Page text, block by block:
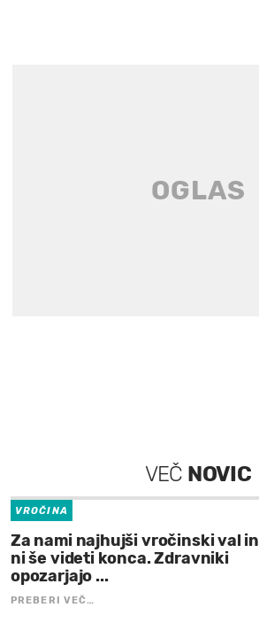
VEČ NOVIC
VROČINA
Za nami najhujši vročinski val in
ni še videti konca. Zdravniki
opozarjajo ...
PREBERI VEČ…